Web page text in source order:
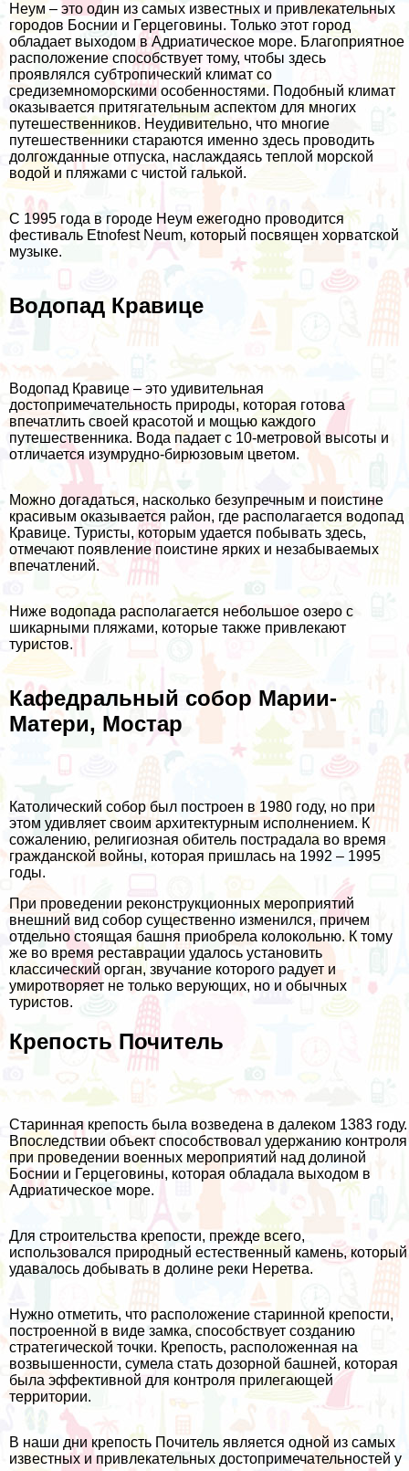
Неум – это один из самых известных и привлекательных
городов Боснии и Герцеговины. Только этот город
обладает выходом в Адриатическое море. Благоприятное
расположение способствует тому, чтобы здесь
проявлялся субтропический климат со
средиземноморскими особенностями. Подобный климат
оказывается притягательным аспектом для многих
путешественников. Неудивительно, что многие
путешественники стараются именно здесь проводить
долгожданные отпуска, наслаждаясь теплой морской
водой и пляжами с чистой галькой.
С 1995 года в городе Неум ежегодно проводится
фестиваль Etnofest Neum, который посвящен хорватской
музыке.
Водопад Кравице
Водопад Кравице – это удивительная
достопримечательность природы, которая готова
впечатлить своей красотой и мощью каждого
путешественника. Вода падает с 10-метровой высоты и
отличается изумрудно-бирюзовым цветом.
Можно догадаться, насколько безупречным и поистине
красивым оказывается район, где располагается водопад
Кравице. Туристы, которым удается побывать здесь,
отмечают появление поистине ярких и незабываемых
впечатлений.
Ниже водопада располагается небольшое озеро с
шикарными пляжами, которые также привлекают
туристов.
Кафедральный собор Марии-
Матери, Мостар
Католический собор был построен в 1980 году, но при
этом удивляет своим архитектурным исполнением. К
сожалению, религиозная обитель пострадала во время
гражданской войны, которая пришлась на 1992 – 1995
годы.
При проведении реконструкционных мероприятий
внешний вид собор существенно изменился, причем
отдельно стоящая башня приобрела колокольню. К тому
же во время реставрации удалось установить
классический орган, звучание которого радует и
умиротворяет не только верующих, но и обычных
туристов.
Крепость Почитель
Старинная крепость была возведена в далеком 1383 году.
Впоследствии объект способствовал удержанию контроля
при проведении военных мероприятий над долиной
Боснии и Герцеговины, которая обладала выходом в
Адриатическое море.
Для строительства крепости, прежде всего,
использовался природный естественный камень, который
удавалось добывать в долине реки Неретва.
Нужно отметить, что расположение старинной крепости,
построенной в виде замка, способствует созданию
стратегической точки. Крепость, расположенная на
возвышенности, сумела стать дозорной башней, которая
была эффективной для контроля прилегающей
территории.
В наши дни крепость Почитель является одной из самых
известных и привлекательных достопримечательностей у